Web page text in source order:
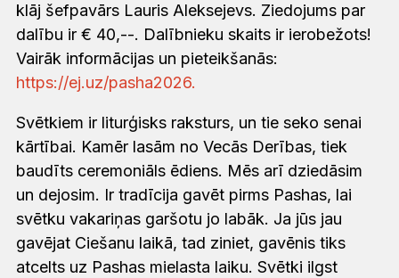
klāj šefpavārs Lauris Aleksejevs. Ziedojums par
dalību ir € 40,--. Dalībnieku skaits ir ierobežots!
Vairāk informācijas un pieteikšanās:
https://ej.uz/pasha2026.
Svētkiem ir liturģisks raksturs, un tie seko senai
kārtībai. Kamēr lasām no Vecās Derības, tiek
baudīts ceremoniāls ēdiens. Mēs arī dziedāsim
un dejosim. Ir tradīcija gavēt pirms Pashas, lai
svētku vakariņas garšotu jo labāk. Ja jūs jau
gavējat Ciešanu laikā, tad ziniet, gavēnis tiks
atcelts uz Pashas mielasta laiku. Svētki ilgst